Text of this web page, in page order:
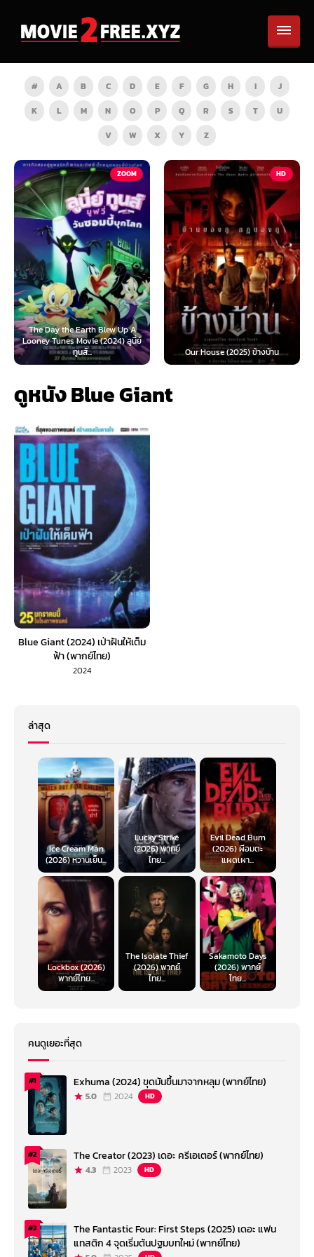
# A B C D E F G H I
J
K
L M N O P Q R S T
U
V
W X Y Z
ZOOM
Blew Up A
(2024) ลูนี่ย์
HD
Our House (2025) ข้างบ้าน
TV
Teach You a Lesson
นี้ต้องโดนสั่งส
ดูหนัง Blue Giant
Blue Giant (2024) เป่าฝันให้เต็ม
ฟ้า (พากย์ไทย)
2024
ล่าสุด
Ice Cream Man
(2026) หวานเย็น...
Lucky Strike
(2026) พากย์
ไทย...
Evil Dead Burn
(2026) ผีอมตะ
แผดเผา...
Lockbox (2026)
พากย์ไทย...
The Isolate Thief
(2026) พากย์
ไทย...
Sakamoto Days
(2026) พากย์
ไทย...
คนดูเยอะที่สุด
#1 Exhuma (2024) ขุดมันขึ้นมาจากหลุม (พากย์ไทย)
5.0 2024 HD
#2 The Creator (2023) เดอะ ครีเอเตอร์ (พากย์ไทย)
4.3 2023 HD
#3
The Fantastic Four: First Steps (2025) เดอะ แฟน
แทสติก 4 จุดเริ่มต้นปฐมบทใหม่ (พากย์ไทย)